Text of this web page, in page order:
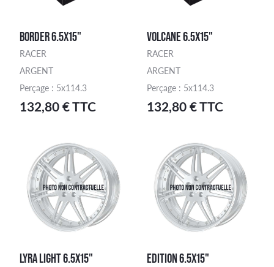
BORDER 6.5X15"
RACER
ARGENT
Perçage : 5x114.3
132,80 € TTC
VOLCANE 6.5X15"
RACER
ARGENT
Perçage : 5x114.3
132,80 € TTC
LYRA LIGHT 6.5X15" EDITION 6.5X15"